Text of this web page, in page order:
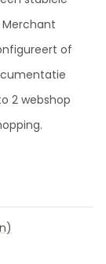
of
2 webshop